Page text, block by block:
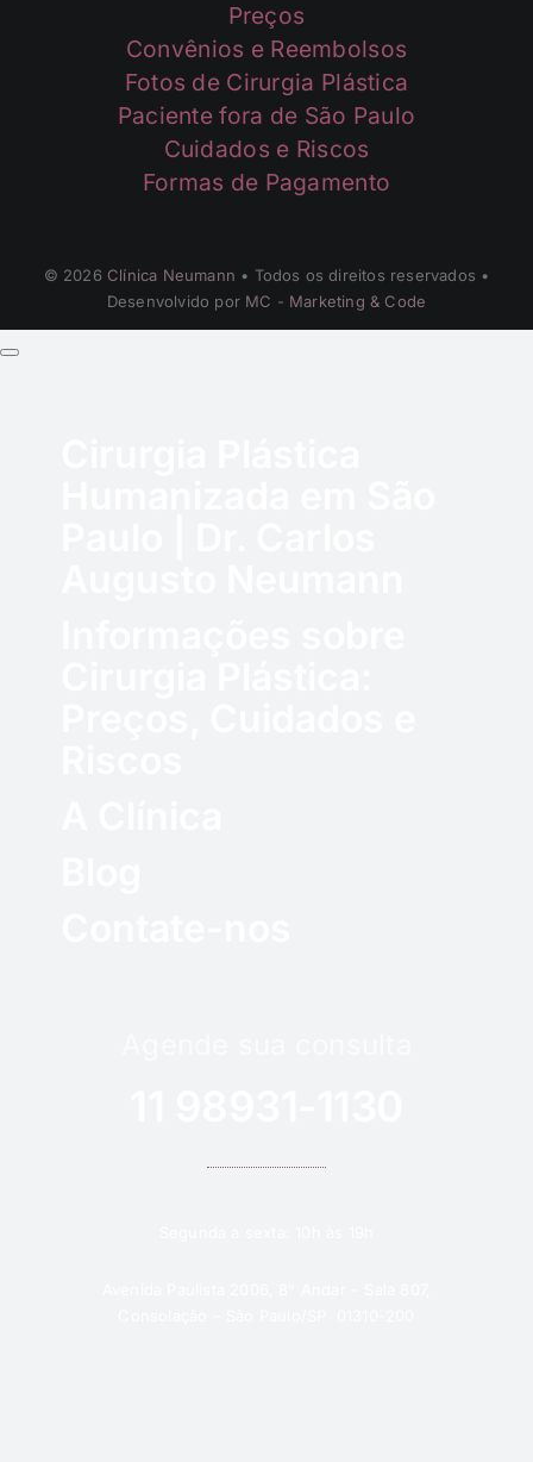
Preços
Convênios e Reembolsos
Fotos de Cirurgia Plástica
Paciente fora de São Paulo
Cuidados e Riscos
Formas de Pagamento
© 2026 Clínica Neumann • Todos os direitos reservados •
Desenvolvido por MC - Marketing & Code